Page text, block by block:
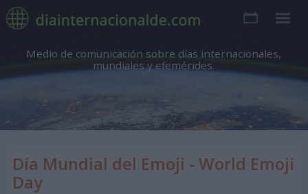
Medio de comunicación sobre días internacionales,
mundiales y efemérides.
Día Mundial del Emoji - World Emoji
Day